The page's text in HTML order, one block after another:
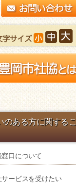
のある方に関するこ
窓口について
サービスを受けたい